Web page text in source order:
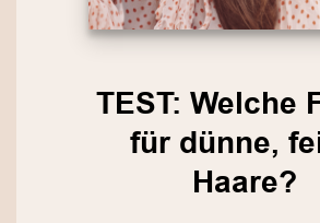
TEST: Welche
für dünne,
Haare?